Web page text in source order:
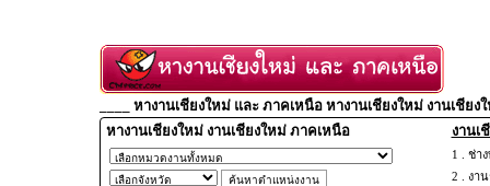
____ หางานเชียงใหม่ และ ภาคเหนือ หางานเชียงใหม่ งานเชียง
หางานเชียงใหม่ งานเชียงใหม่ ภาคเหนือ
งานเ
1 . ช่า
2 . งา